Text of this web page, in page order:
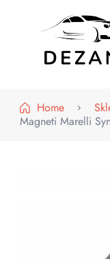
Home
Magneti Marelli